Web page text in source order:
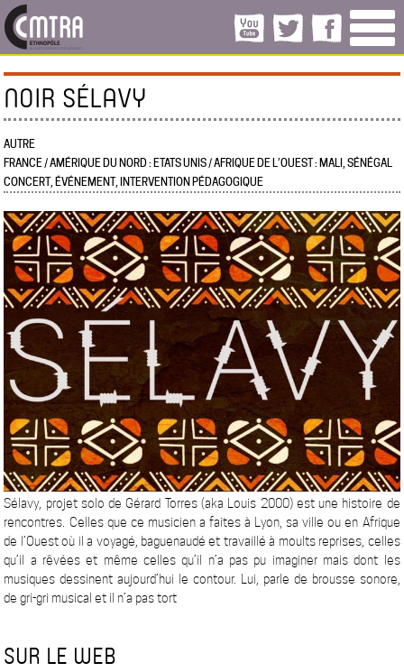
NOIR SÉLAVY
AUTRE
FRANCE / AMÉRIQUE DU NORD : ETATS UNIS / AFRIQUE DE L’OUEST : MALI, SÉNÉGAL
CONCERT, ÉVÉNEMENT, INTERVENTION PÉDAGOGIQUE
Sélavy, projet solo de Gérard Torres (aka Louis 2000) est une histoire de
rencontres. Celles que ce musicien a faites à Lyon, sa ville ou en Afrique
de l’Ouest où il a voyagé, baguenaudé et travaillé à moults reprises, celles
qu’il a rêvées et même celles qu’il n’a pas pu imaginer mais dont les
musiques dessinent aujourd’hui le contour. Lui, parle de brousse sonore,
de gri-gri musical et il n’a pas tort
SUR LE WEB